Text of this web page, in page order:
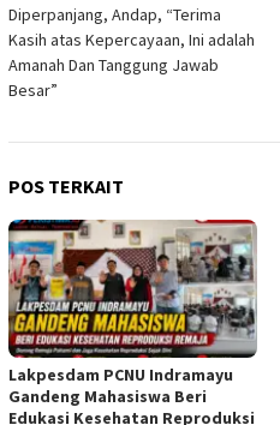
Diperpanjang, Andap, “Terima
Kasih atas Kepercayaan, Ini adalah
Amanah Dan Tanggung Jawab
Besar”
POS TERKAIT
Lakpesdam PCNU Indramayu
Gandeng Mahasiswa Beri
Edukasi Kesehatan Reproduksi